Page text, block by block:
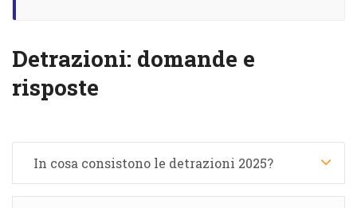
Detrazioni: domande e
risposte
In cosa consistono le detrazioni 2025?